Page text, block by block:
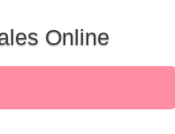
Online